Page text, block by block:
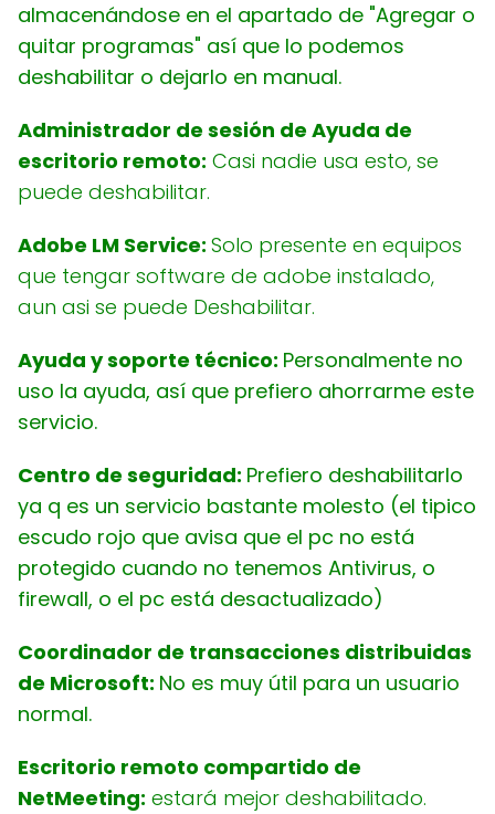
almacenándose en el apartado de "Agregar o
quitar programas" así que lo podemos
deshabilitar o dejarlo en manual.
Administrador de sesión de Ayuda de
escritorio remoto: Casi nadie usa esto, se
puede deshabilitar.
Adobe LM Service: Solo presente en equipos
que tengar software de adobe instalado,
aun asi se puede Deshabilitar.
Ayuda y soporte técnico: Personalmente no
uso la ayuda, así que prefiero ahorrarme este
servicio.
Centro de seguridad: Prefiero deshabilitarlo
ya q es un servicio bastante molesto (el tipico
escudo rojo que avisa que el pc no está
protegido cuando no tenemos Antivirus, o
firewall, o el pc está desactualizado)
Coordinador de transacciones distribuidas
de Microsoft: No es muy útil para un usuario
normal.
Escritorio remoto compartido de
NetMeeting: estará mejor deshabilitado.